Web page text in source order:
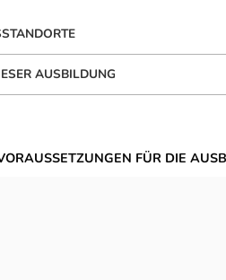
AUSBILDUNG
FÜR DIE